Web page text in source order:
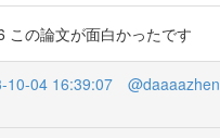
この論文が面白かったです
10-04 16:39:07 @daaaazhen